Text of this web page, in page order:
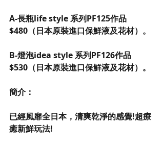
A-長瓶life style 系列PF125作品
$480（日本原裝進口保鮮液及花材）。
B-燈泡idea style 系列PF126作品
$530（日本原裝進口保鮮液及花材）。
簡介：
已經風靡全日本，清爽乾淨的感覺!超療
癒新鮮玩法!